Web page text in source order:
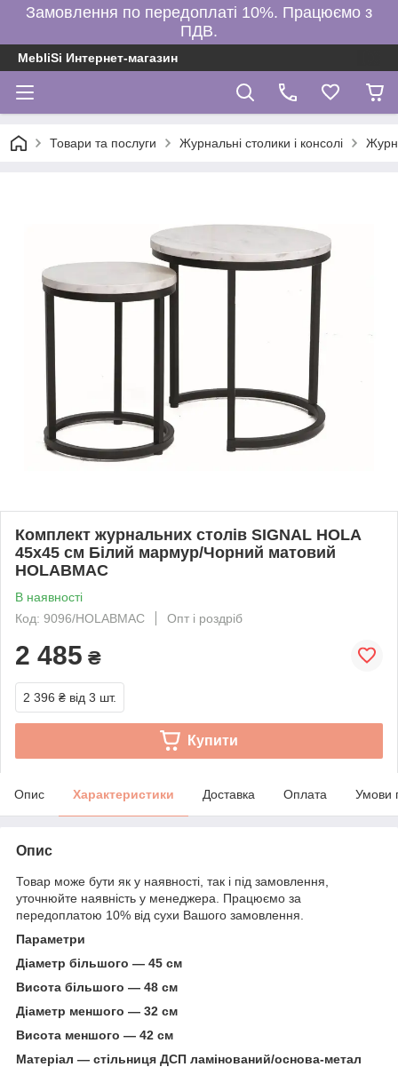
Замовлення по передоплаті 10%. Працюємо з
ПДВ.
MebliSi Интернет-магазин
Товари та послуги Журнальні столики і консолі
Комплект журнальних столів SIGNAL HOLA
45x45 см Білий мармур/Чорний матовий
HOLABMAC
В наявності
Код: 9096/HOLABMAC
Опт і роздріб
2 485 ₴
2 396 ₴ від 3 шт.
Купити
Опис Характеристики Доставка Оплата Умови
Опис
Товар може бути як у наявності, так і під замовлення,
уточнюйте наявність у менеджера. Працюємо за
передоплатою 10% від сухи Вашого замовлення.
Параметри
Діаметр більшого — 45 см
Висота більшого — 48 см
Діаметр меншого — 32 см
Висота меншого — 42 см
Матеріал — стільниця ДСП ламінований/основа-метал